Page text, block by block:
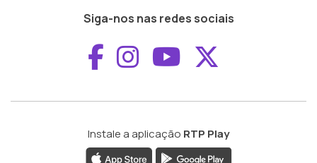
Siga-nos nas redes sociais
Aceder ao
Aceder ao
Aceder ao
Instale a aplicação RTP Play